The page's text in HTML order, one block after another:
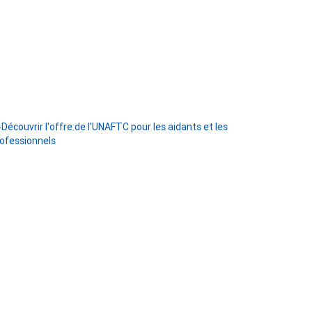
Découvrir l'offre de l'UNAFTC pour les aidants et les